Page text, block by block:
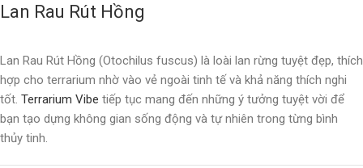
Lan Rau Rút Hồng
Lan Rau Rút Hồng (Otochilus fuscus) là loài lan rừng tuyệt đẹp, thích
hợp cho terrarium nhờ vào vẻ ngoài tinh tế và khả năng thích nghi
tốt. Terrarium Vibe tiếp tục mang đến những ý tưởng tuyệt vời để
bạn tạo dựng không gian sống động và tự nhiên trong từng bình
thủy tinh.